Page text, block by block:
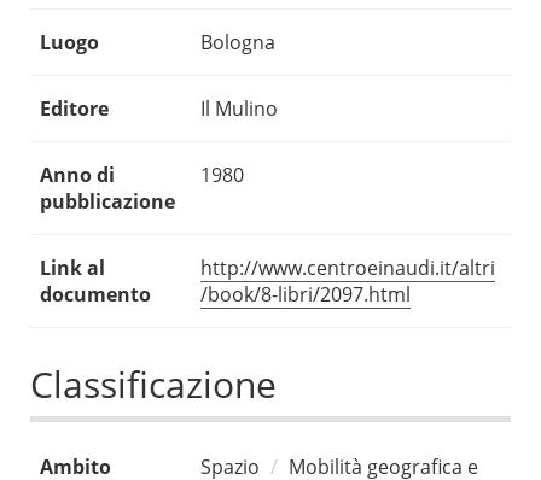
Luogo Bologna
Editore Il Mulino
Anno di
pubblicazione
1980
Link al
documento
http://www.centroeinaudi.it/altri
/book/8-libri/2097.html
Classificazione
Ambito Spazio Mobilità geografica e